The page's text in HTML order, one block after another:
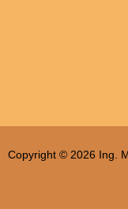
Copyright © 2026 Ing.